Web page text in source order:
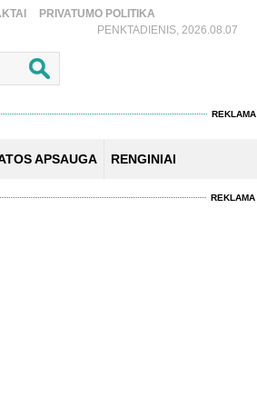
PRIVATUMO POLITIKA
PENKTADIENIS, 2026.08.07
REKLAMA
APSAUGA RENGINIAI
REKLAMA